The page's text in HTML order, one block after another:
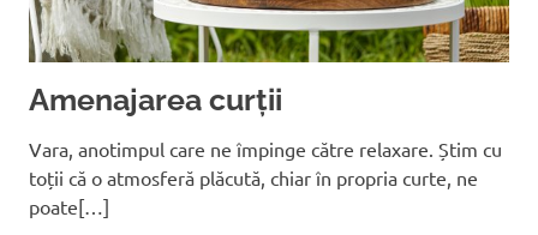
Amenajarea curții
Vara, anotimpul care ne împinge către relaxare. Știm cu
toții că o atmosferă plăcută, chiar în propria curte, ne
poate[…]